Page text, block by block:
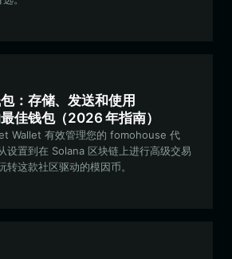
：存储、发送和使用
佳钱包（2026 年指南）
Wallet 有效管理您的 fomohouse 代
设置到在 Solana 区块链上进行高级交易
转这款社区驱动的模因币。